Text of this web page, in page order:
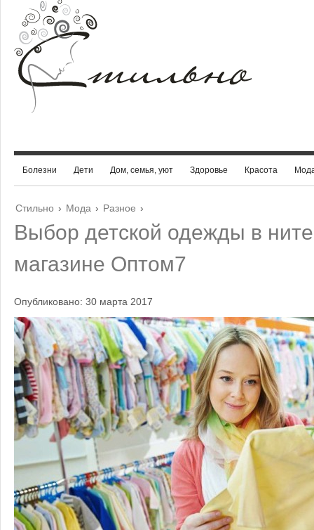
Болезни Дети Дом, семья, уют Здоровье Красота
Стильно › Мода › Разное ›
Выбор детской одежды в
магазине Оптом7
Опубликовано: 30 марта 2017